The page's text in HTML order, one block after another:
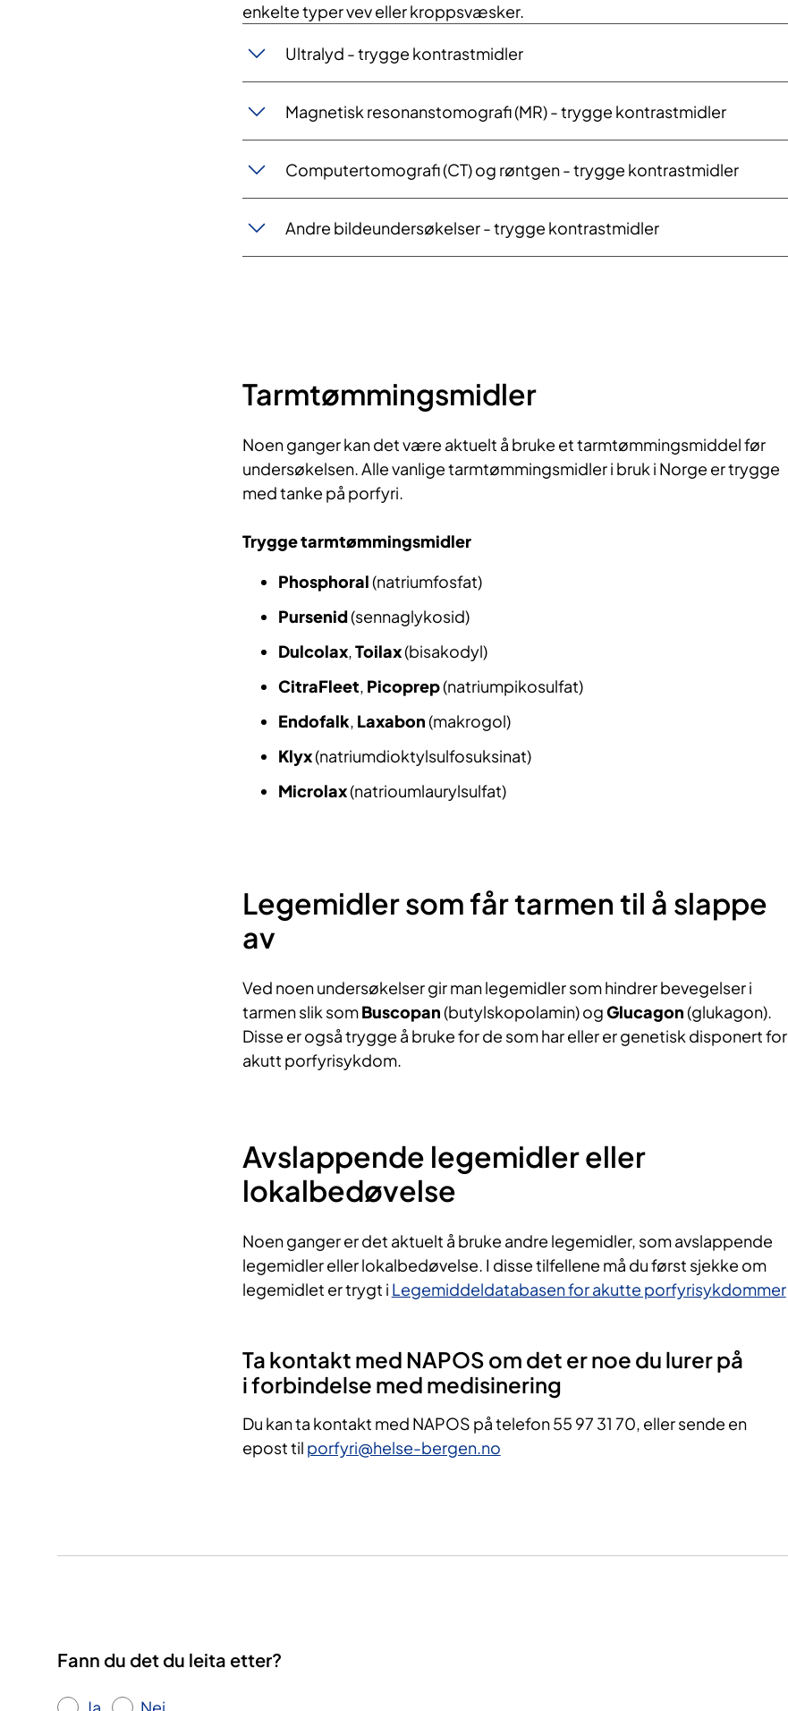
enkelte typer vev eller kroppsvæsker.
​Ultralyd - trygge kontrastmidler
Magnetisk resonanstomografi (MR) - trygge kontrastmidler
Computertomografi (CT) og røntgen - trygge kontrastmidler
Andre bildeundersøkelser - trygge kontrastmidler
Tarmtømmingsmidler
Noen ganger kan det være aktuelt å bruke et tarmtømmingsmiddel før
undersøkelsen. Alle vanlige tarmtømmingsmidler i bruk i Norge er trygge
med tanke på porfyri.
Trygge tarmtømmingsmidler
Phosphoral(natriumfosfat)
Pursenid(sennaglykosid)
Dulcolax,Toilax(bisakodyl)
CitraFleet, Picoprep(natriumpikosulfat)
Endofalk, Laxabon(makrogol)
Klyx(natriumdioktylsulfosuksinat)
Microlax(natrioumlaurylsulfat)
Legemidler som får tarmen til å slappe
av
Ved noen undersøkelser gir man legemidler som hindrer bevegelser i
tarmen slik somBuscopan(butylskopolamin) ogGlucagon(glukagon).
Disse er også trygge å bruke for de som har eller er genetisk disponert for
akutt porfyrisykdom.
Avslappende legemidler eller
lokalbedøvelse
Noen ganger er det aktuelt å bruke andre legemidler, som avslappende
legemidler eller lokalbedøvelse. I disse tilfellene må du først sjekke om
legemidlet er trygt i Legemiddeldatabasen for akutte porfyrisykdommer
Ta kontakt med NAPOS om det er noe du lurer på
i forbindelse med medisinering
Du kan ta kontakt med NAPOS på telefon 55 97 31 70, eller sende en
epost til porfyri@helse-bergen.no
Fann du det du leita etter?